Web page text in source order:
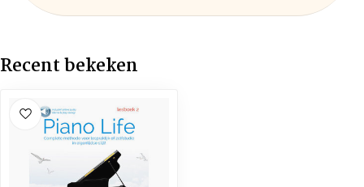
Recent bekeken